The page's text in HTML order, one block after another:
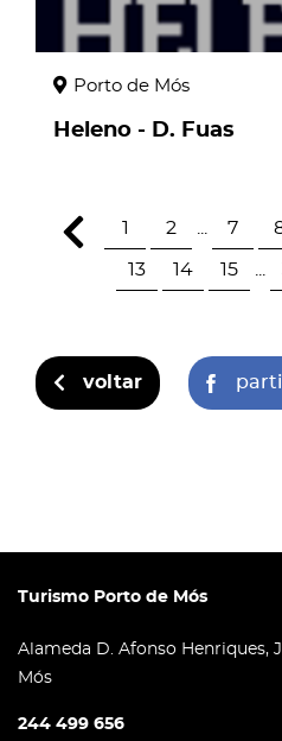
Porto de Mós
Heleno - D. Fuas
1 2 7
13 14 15
voltar
Turismo Porto de Mós
Alameda D. Afonso Henriques,
Mós
244 499 656